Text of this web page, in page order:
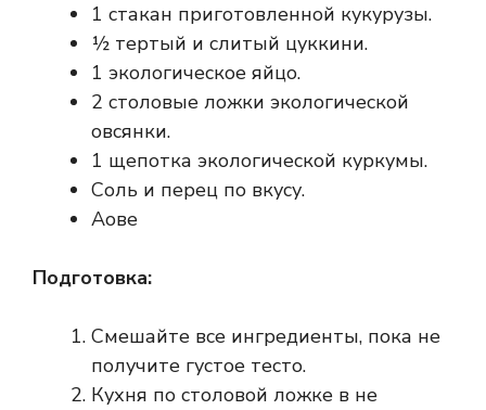
1 стакан приготовленной кукурузы.
½ тертый и слитый цуккини.
1 экологическое яйцо.
2 столовые ложки экологической
овсянки.
1 щепотка экологической куркумы.
Соль и перец по вкусу.
Аове
Подготовка:
Смешайте все ингредиенты, пока не
получите густое тесто.
Кухня по столовой ложке в не